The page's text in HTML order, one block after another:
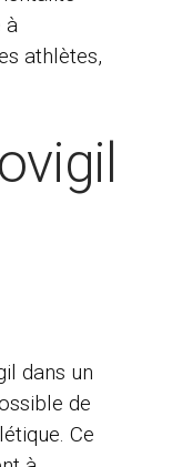
à
athlètes,
dans un
de
Ce